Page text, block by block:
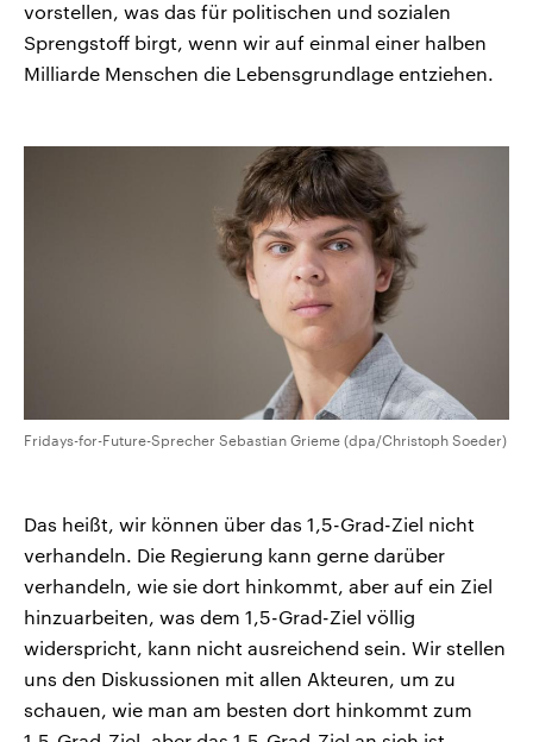
vorstellen, was das für politischen und sozialen
Sprengstoff birgt, wenn wir auf einmal einer halben
Milliarde Menschen die Lebensgrundlage entziehen.
Fridays-for-Future-Sprecher Sebastian Grieme (dpa/Christoph Soeder)
Das heißt, wir können über das 1,5-Grad-Ziel nicht
verhandeln. Die Regierung kann gerne darüber
verhandeln, wie sie dort hinkommt, aber auf ein Ziel
hinzuarbeiten, was dem 1,5-Grad-Ziel völlig
widerspricht, kann nicht ausreichend sein. Wir stellen
uns den Diskussionen mit allen Akteuren, um zu
schauen, wie man am besten dort hinkommt zum